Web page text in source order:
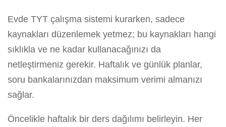
Evde TYT çalışma sistemi kurarken, sadece
kaynakları düzenlemek yetmez; bu kaynakları hangi
sıklıkla ve ne kadar kullanacağınızı da
netleştirmeniz gerekir. Haftalık ve günlük planlar,
soru bankalarınızdan maksimum verimi almanızı
sağlar.
Öncelikle haftalık bir ders dağılımı belirleyin. Her